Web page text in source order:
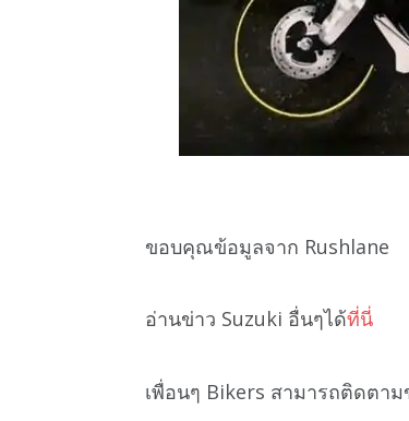
ขอบคุณข้อมูลจาก Rushlane
อ่านข่าว Suzuki อื่นๆได้ที่นี่
เพื่อนๆ Bikers สามารถติดตา